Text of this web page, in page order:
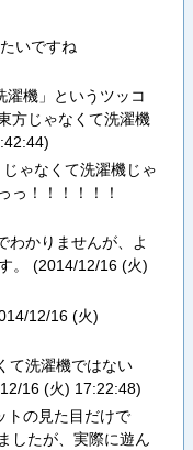
いですね
機」というツッコ
方じゃなくて洗濯機
)
ゃなくて洗濯機じゃ
っ！！！！！！
わかりませんが、よ
。 (2014/12/16 (火)
12/16 (火)
て洗濯機ではない
16 (火) 17:22:48)
トの見た目だけで
したが、実際に遊ん